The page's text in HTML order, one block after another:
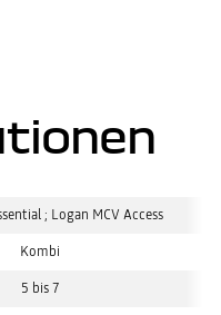
; Logan MCV Access
Kombi
5 bis 7